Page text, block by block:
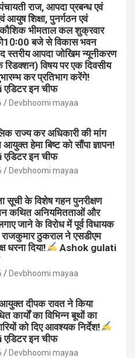
राज, आपदा प्रबन्ध एवं
आयुष शिक्षा, पुनर्गठन एवं
भीमताल कल शुक्रवार
बजे से विकास भवन
स्तरीय आपदा जोखिम न्यूनीकरण
रिडक्शन) विषय पर एक दिवसीय
कर प्रतिभाग करेंगे!
इन चीफ
Devbhoomi mayaa
राज्य कर अधिकारी की मांग
हेमा बिष्ट को सौंपा ज्ञापन!
इन चीफ
Devbhoomi mayaa
सूची के विशेष गहन पुनरीक्षण
कथित अनियमितताओं और
जाने के विरोध में पूर्व विधायक
ठुकराल ने एसडीएम
धरना दिया!
Ashok gulati
Devbhoomi mayaa
दीपक रावत ने किया
का विभिन्न बूथों का
को दिए आवश्यक निर्देश!
इन चीफ
Devbhoomi mayaa